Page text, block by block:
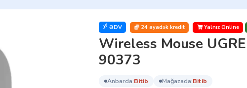
ƏDV 24 ayadək kredit Yalnız Online
Wireless Mouse
90373
anbarda: bi̇ti̇b mağazada: bi̇ti̇b